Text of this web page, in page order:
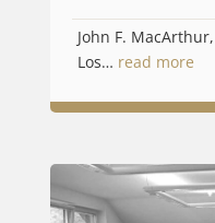
John F.
Los… read more